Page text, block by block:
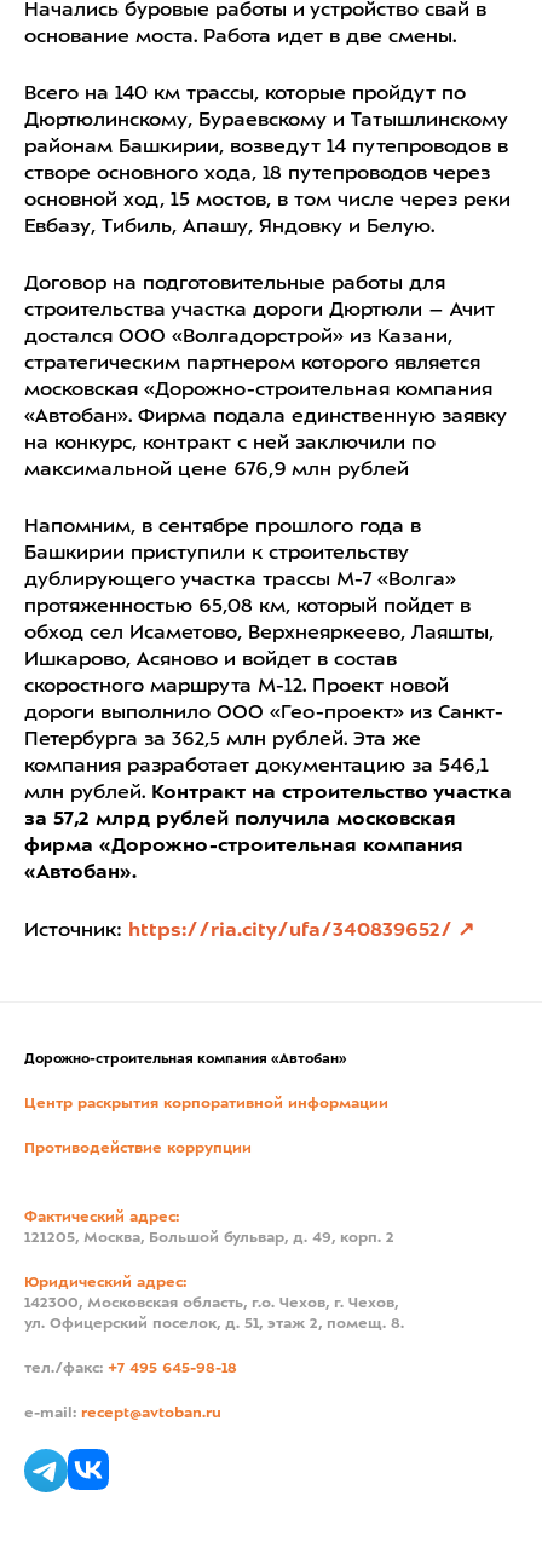
Начались буровые работы и устройство свай в
основание моста. Работа идет в две смены.
Всего на 140 км трассы, которые пройдут по
Дюртюлинскому, Бураевскому и Татышлинскому
районам Башкирии, возведут 14 путепроводов в
створе основного хода, 18 путепроводов через
основной ход, 15 мостов, в том числе через реки
Евбазу, Тибиль, Апашу, Яндовку и Белую.
Договор на подготовительные работы для
строительства участка дороги Дюртюли – Ачит
достался ООО «Волгадорстрой» из Казани,
стратегическим партнером которого является
московская «Дорожно-строительная компания
«Автобан». Фирма подала единственную заявку
на конкурс, контракт с ней заключили по
максимальной цене 676,9 млн рублей
Напомним, в сентябре прошлого года в
Башкирии приступили к строительству
дублирующего участка трассы М-7 «Волга»
протяженностью 65,08 км, который пойдет в
обход сел Исаметово, Верхнеяркеево, Лаяшты,
Ишкарово, Асяново и войдет в состав
скоростного маршрута М-12. Проект новой
дороги выполнило ООО «Гео-проект» из Санкт-
Петербурга за 362,5 млн рублей. Эта же
компания разработает документацию за 546,1
млн рублей. Контракт на строительство участка
за 57,2 млрд рублей получила московская
фирма «Дорожно-строительная компания
«Автобан».
Источник: https://ria.city/ufa/340839652/
Дорожно-строительная компания «Автобан»
Центр раскрытия корпоративной информации
Противодействие коррупции
Фактический адрес:
121205, Москва, Большой бульвар, д. 49, корп. 2
Юридический адрес:
142300, Московская область, г.о. Чехов, г. Чехов,
ул. Офицерский поселок, д. 51, этаж 2, помещ. 8.
тел./факс: +7 495 645-98-18
e-mail: recept@avtoban.ru